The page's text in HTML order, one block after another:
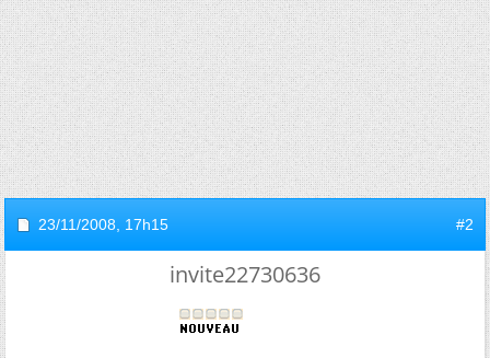
23/11/2008, 17h15 #2
invite22730636